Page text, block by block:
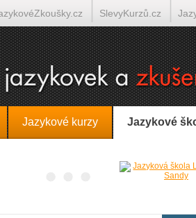
Jazykové kurzy Jazykové
SlevyKurzů.cz
Italština on-line Tlumočení-